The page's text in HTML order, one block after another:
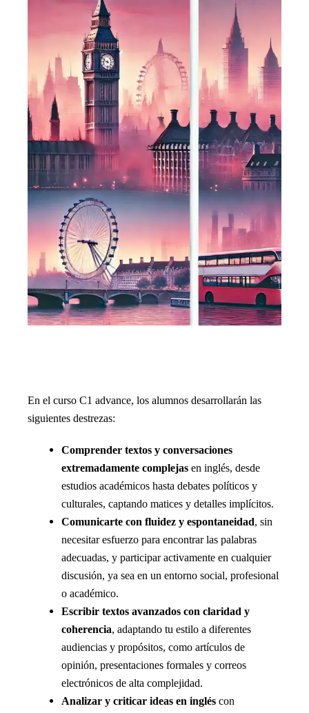
En el curso C1 advance, los alumnos desarrollarán las
siguientes destrezas:
Comprender textos y conversaciones
extremadamente complejas en inglés, desde
estudios académicos hasta debates políticos y
culturales, captando matices y detalles implícitos.
Comunicarte con fluidez y espontaneidad, sin
necesitar esfuerzo para encontrar las palabras
adecuadas, y participar activamente en cualquier
discusión, ya sea en un entorno social, profesional
o académico.
Escribir textos avanzados con claridad y
coherencia, adaptando tu estilo a diferentes
audiencias y propósitos, como artículos de
opinión, presentaciones formales y correos
electrónicos de alta complejidad.
Analizar y criticar ideas en inglés con